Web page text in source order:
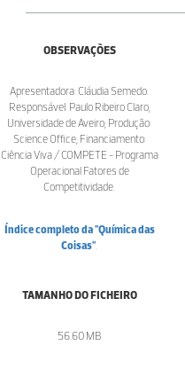
OBSERVAÇÕES
Apresentadora: Cláudia Semedo.
Responsável: Paulo Ribeiro Claro,
Universidade de Aveiro; Produção:
Science Office; Financiamento:
Ciência Viva / COMPETE - Programa
Operacional Fatores de
Competitividade.
Índice completo da "Química das
Coisas".
TAMANHO DO FICHEIRO
56.60 MB